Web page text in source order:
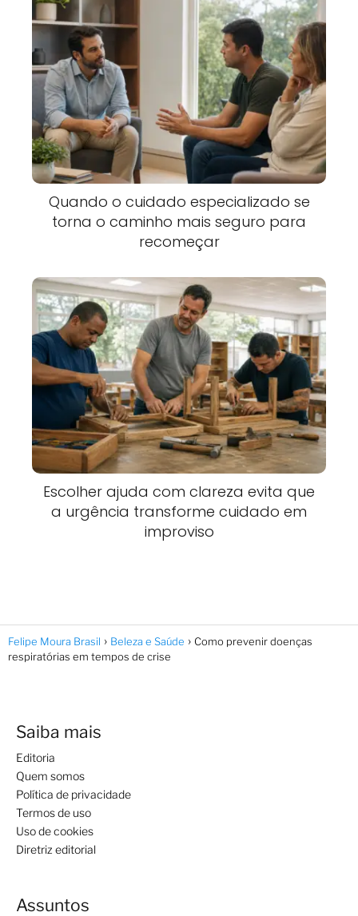
Quando o cuidado especializado se
torna o caminho mais seguro para
recomeçar
Escolher ajuda com clareza evita que
a urgência transforme cuidado em
improviso
Felipe Moura Brasil Beleza e Saúde
Como prevenir doenças
respiratórias em tempos de crise
Saiba mais
Editoria
Quem somos
Política de privacidade
Termos de uso
Uso de cookies
Diretriz editorial
Assuntos